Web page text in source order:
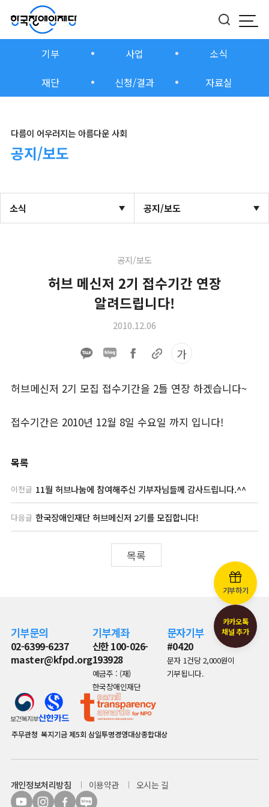
모
버튼
기부 사업
소식
재단
신청/결과 자료실
다름이 어우러지는 아름다운 사회
공지/보도
소식 공지/보도
공지/보도
허브 메신저 2기 접수기간 연장
알려드립니다!
2010.12.06
가
허브메신저 2기 모집 접수기간을 2틀 연장 하겠습니다~
접수기간은 2010년 12월 8일 수요일 까지 입니다!
목록
이전글 11월 허브나눔에 참여해주신 기부자님들께 감사드립니다.^^
다음글 한국장애인재단 허브메신저 2기를 모집합니다!
목록
기부하기
카카오톡
채널 추가
기부문의
02-6399-6237
master@kfpd.org
기부계좌
신한 100-026-
193928
예금주 : (재)
한국장애인재단
문자기부
#0420
문자 1건당 2,000원이
기부됩니다.
주무관청 복지기금제5회 삼일투명경영대상종합대상
개인정보처리방침 이용약관 오시는 길